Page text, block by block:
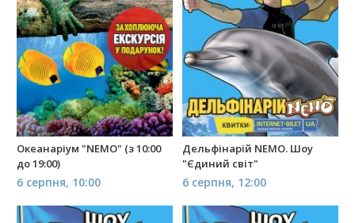
Океанаріум "NEMO" (з 10:00
до 19:00)
6 серпня, 10:00
Дельфінарій NEMO. Шоу
"Єдиний світ"
6 серпня, 12:00